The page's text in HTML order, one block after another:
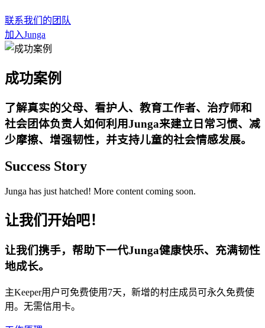
联系我们的团队
加入Junga
成功案例
了解真实的父母、看护人、教育工作者、治疗师和
社会团体负责人如何利用Junga来建立日常习惯、减
少摩擦、增强韧性，并支持儿童的社会情感发展。
Success Story
Junga has just hatched! More content coming soon.
让我们开始吧！
让我们携手，帮助下一代Junga健康快乐、充满韧性
地成长。
主Keeper用户可免费使用7天，新增的村庄成员可永久免费使
用。无需信用卡。